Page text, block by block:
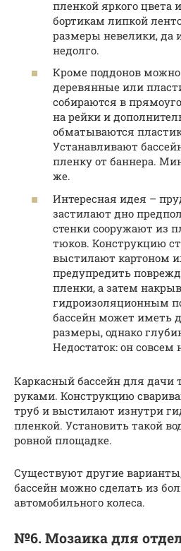
пленкой яркого цвета
бортикам липкой
размеры невелики, да
недолго.
Кроме поддонов
деревянные или
собираются в
на рейки и
обматываются
Устанавливают
пленку от баннера.
же.
Интересная идея –
застилают дно
стенки сооружают из
тюков. Конструкцию
выстилают картоном
предупредить
пленки, а затем
гидроизоляционным
бассейн может иметь
размеры, однако
Недостаток: он совсем
Каркасный бассейн для дачи
руками. Конструкцию
труб и выстилают изнутри
пленкой. Установить такой
ровной площадке.
Существуют другие
бассейн можно сделать из
автомобильного колеса.
№6. Мозаика для